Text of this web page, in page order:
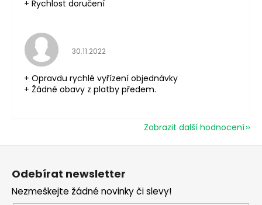
+ Rychlost doručení
Hodnocení obchodu je 5 z 5 hvězdiček.
30.11.2022
+ Opravdu rychlé vyřízení objednávky
+ Žádné obavy z platby předem.
Zobrazit další hodnocení
Z
Odebírat newsletter
Nezmeškejte žádné novinky či slevy!